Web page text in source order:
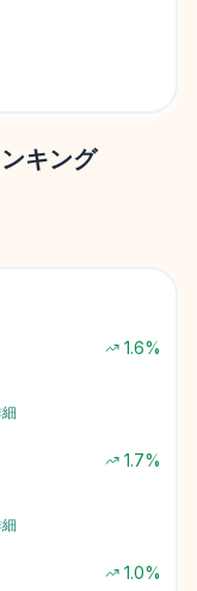
キング
1.6%
1.7%
1.0%